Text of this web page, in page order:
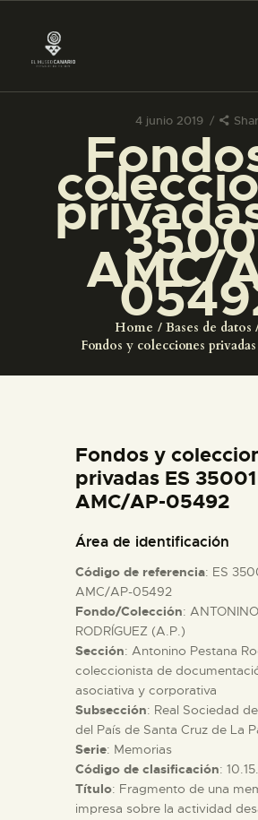
4 junio 2019
AMC/
Home Bases de datos
Fondos y colecciones privadas
PREPARAR LA
ACTIVIDADES
█
EL MUSEO
ESPAÑOL
ACTIVIDADES
█
EL MUSEO
COLECCIONES
DIDÁCTICA
Fondos y
privadas ES 35001
AMC/AP-05492
Área de identificación
Código de referencia: ES
AMC/AP-05492
Fondo/Colección:
RODRÍGUEZ (A.P.)
Sección: Antonino Pestana
coleccionista de
asociativa y corporativa
Subsección: Real Sociedad
del País de Santa Cruz de La
Serie: Memorias
Código de clasificación:
Título: Fragmento de una
impresa sobre la actividad